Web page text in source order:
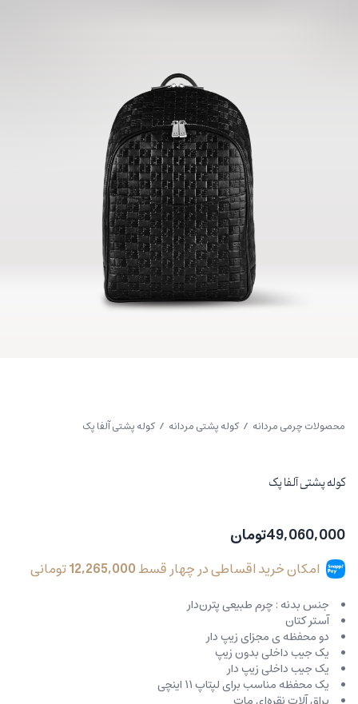
محصولات چرمی مردانه / کوله پشتی مردانه / کوله پشتی آلفا پک
کوله پشتی آلفا پک
49,060,000تومان
امکان خرید اقساطی در چهار قسط12,265,000تومانی
جنس بدنه : چرم طبیعی پترن‌دار
آستر کتان
دو محفظه ی مجزای زیپ دار
یک جیب داخلی بدون زیپ
یک جیب داخلی زیپ دار
یک محفظه مناسب برای لپتاپ ۱۱ اینچی